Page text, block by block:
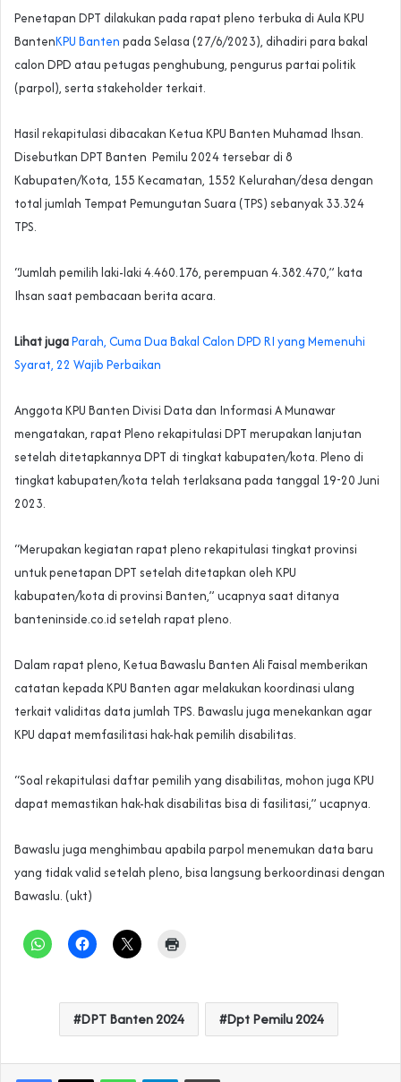
Penetapan DPT dilakukan pada rapat pleno terbuka di Aula KPU
BantenKPU Banten pada Selasa (27/6/2023), dihadiri para bakal
calon DPD atau petugas penghubung, pengurus partai politik
(parpol), serta stakeholder terkait.
Hasil rekapitulasi dibacakan Ketua KPU Banten Muhamad Ihsan.
Disebutkan DPT Banten Pemilu 2024 tersebar di 8
Kabupaten/Kota, 155 Kecamatan, 1552 Kelurahan/desa dengan
total jumlah Tempat Pemungutan Suara (TPS) sebanyak 33.324
TPS.
“Jumlah pemilih laki-laki 4.460.176, perempuan 4.382.470,” kata
Ihsan saat pembacaan berita acara.
Lihat jugaParah, Cuma Dua Bakal Calon DPD RI yang Memenuhi
Syarat, 22 Wajib Perbaikan
Anggota KPU Banten Divisi Data dan Informasi A Munawar
mengatakan, rapat Pleno rekapitulasi DPT merupakan lanjutan
setelah ditetapkannya DPT di tingkat kabupaten/kota. Pleno di
tingkat kabupaten/kota telah terlaksana pada tanggal 19-20 Juni
2023.
“Merupakan kegiatan rapat pleno rekapitulasi tingkat provinsi
untuk penetapan DPT setelah ditetapkan oleh KPU
kabupaten/kota di provinsi Banten,” ucapnya saat ditanya
banteninside.co.id setelah rapat pleno.
Dalam rapat pleno, Ketua Bawaslu Banten Ali Faisal memberikan
catatan kepada KPU Banten agar melakukan koordinasi ulang
terkait validitas data jumlah TPS. Bawaslu juga menekankan agar
KPU dapat memfasilitasi hak-hak pemilih disabilitas.
“Soal rekapitulasi daftar pemilih yang disabilitas, mohon juga KPU
dapat memastikan hak-hak disabilitas bisa di fasilitasi,” ucapnya.
Bawaslu juga menghimbau apabila parpol menemukan data baru
yang tidak valid setelah pleno, bisa langsung berkoordinasi dengan
Bawaslu. (ukt)
DPT Banten 2024 Dpt Pemilu 2024
WhatsAppTelegramPrint